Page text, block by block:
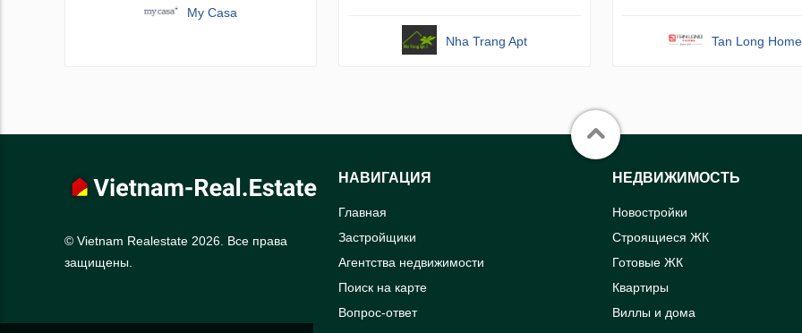
My Casa
Nha Trang Apt Tan Long
© Vietnam Realestate 2026. Все права
защищены.
НАВИГАЦИЯ
Главная
Застройщики
Агентства недвижимости
Поиск на карте
Вопрос-ответ
НЕДВИЖИМОСТЬ
Новостройки
Строящиеся ЖК
Готовые ЖК
Квартиры
Виллы и дома